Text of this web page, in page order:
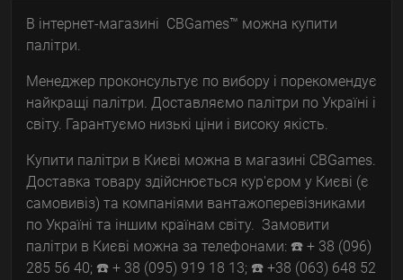
В інтернет-магазині CBGames™ можна купити
палітри.
Менеджер проконсультує по вибору і порекомендує
найкращі палітри. Доставляємо палітри по Україні і
світу. Гарантуємо низькі ціни і високу якість.
Купити палітри в Києві можна в магазині CBGames.
Доставка товару здійснюється кур'єром у Києві (є
самовивіз) та компаніями вантажоперевізниками
по Україні та іншим країнам світу. Замовити
палітри в Києві можна за телефонами: ☎️ + 38 (096)
285 56 40; ☎️ + 38 (095) 919 18 13; ☎️ +38 (063) 648 52